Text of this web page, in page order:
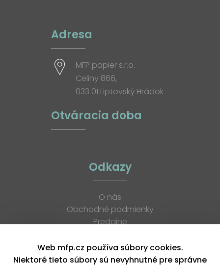
Adresa
MFP papier s.r.o.
Celiny 866,
033 01 Liptovský Hrádok
Otváracia doba
Odkazy
O nás
Obchodné podmienky
Predajne
K stiahnutiu
Blog
Web mfp.cz používa súbory cookies.
Niektoré tieto súbory sú nevyhnutné pre správne